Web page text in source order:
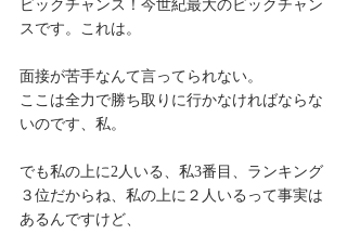
ビックチャンス！今世紀最大のビックチャン
スです。これは。
面接が苦手なんて言ってられない。
ここは全力で勝ち取りに行かなければならな
いのです、私。
でも私の上に2人いる、私3番目、ランキング
３位だからね、私の上に２人いるって事実は
あるんですけど、